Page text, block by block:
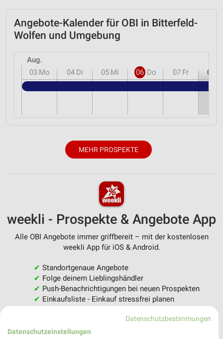
Angebote-Kalender für OBI in Bitterfeld-
Wolfen und Umgebung
Aug.
03 Mo 04 Di 05 Mi 06 Do 07 Fr 08
MEHR PROSPEKTE
weekli - Prospekte & Angebote App
Alle OBI Angebote immer griffbereit – mit der kostenlosen
weekli App für iOS & Android.
✔ Standortgenaue Angebote
✔ Folge deinem Lieblingshändler
✔ Push-Benachrichtigungen bei neuen Prospekten
✔ Einkaufsliste - Einkauf stressfrei planen
JETZT LADEN UND SPAREN!
Datenschutzbestimmungen
Datenschutzeinstellungen